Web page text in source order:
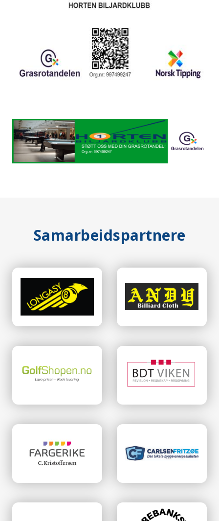
Samarbeidspartnere